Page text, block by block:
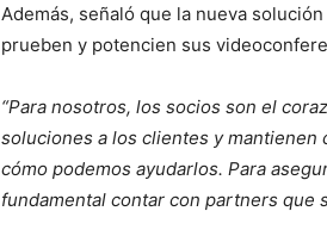
Además, señaló que la nueva
prueben y potencien sus
“Para nosotros, los socios son el
soluciones a los clientes y
cómo podemos ayudarlos. Para
fundamental contar con partners que